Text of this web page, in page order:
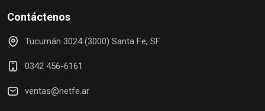
Contáctenos
Tucumán 3024 (3000) Santa Fe, SF
0342 456-6161
ventas@netfe.ar